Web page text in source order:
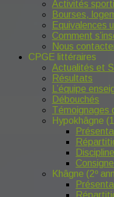
Activités
Bourses,
Equivalences
Comment
Nous
CPGE littéraires
Actualités et
Résultats
L’équipe
Débouchés
Témoignages
Hypokhâgne
Khâgne (2º